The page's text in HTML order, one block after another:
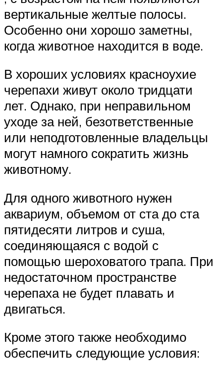
вертикальные желтые полосы.
Особенно они хорошо заметны,
когда животное находится в воде.
В хороших условиях красноухие
черепахи живут около тридцати
лет. Однако, при неправильном
уходе за ней, безответственные
или неподготовленные владельцы
могут намного сократить жизнь
животному.
Для одного животного нужен
аквариум, объемом от ста до ста
пятидесяти литров и суша,
соединяющаяся с водой с
помощью шероховатого трапа. При
недостаточном пространстве
черепаха не будет плавать и
двигаться.
Кроме этого также необходимо
обеспечить следующие условия: